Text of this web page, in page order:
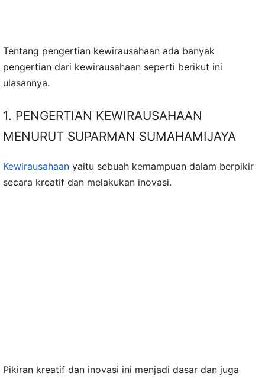
Tentang pengertian kewirausahaan ada banyak
pengertian dari kewirausahaan seperti berikut ini
ulasannya.
1. PENGERTIAN KEWIRAUSAHAAN
MENURUT SUPARMAN SUMAHAMIJAYA
Kewirausahaan yaitu sebuah kemampuan dalam berpikir
secara kreatif dan melakukan inovasi.
Pikiran kreatif dan inovasi ini menjadi dasar dan juga